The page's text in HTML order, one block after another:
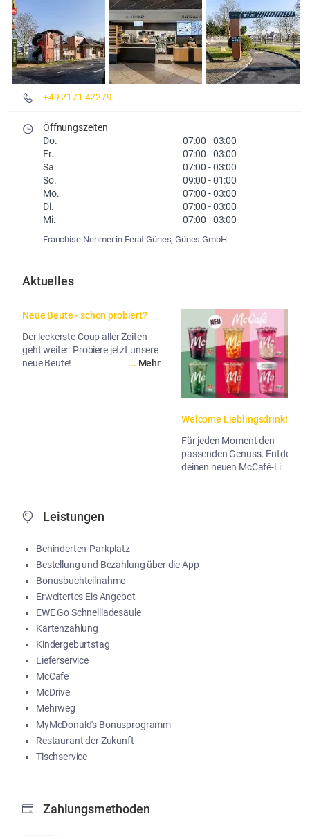
+49 2171 42279
Öffnungszeiten
Do.
07:00 -03:00
Fr.
07:00 -03:00
Sa.
07:00 -03:00
So.
09:00 -01:00
Mo.
07:00 -03:00
Di.
07:00 -03:00
Mi.
07:00 -03:00
Franchise-Nehmer:in Ferat Günes, Günes GmbH
Aktuelles
Neue Beute - schon probiert?
Der leckerste Coup aller Zeiten
geht weiter. Probiere jetzt unsere
neue Beute!
... Mehr
Welcome Lieblingsdrink!
Für jeden Moment den
passenden Genuss. Entdecke
deinen neuen McCafé-Liebling!
Leistungen
Behinderten-Parkplatz
Bestellung und Bezahlung über die App
Bonusbuchteilnahme
Erweitertes Eis Angebot
EWE Go Schnellladesäule
Kartenzahlung
Kindergeburtstag
Lieferservice
McCafe
McDrive
Mehrweg
MyMcDonald's Bonusprogramm
Restaurant der Zukunft
Tischservice
Zahlungsmethoden